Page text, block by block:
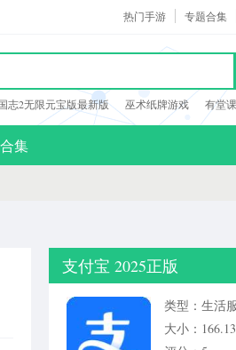
专题合集
热门手游
志2无限元宝版最新版 巫术纸牌游戏 有堂课
集
支付宝 2025正版
类型：生活
大小：166.13